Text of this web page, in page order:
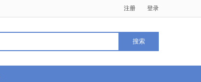
注册 登录